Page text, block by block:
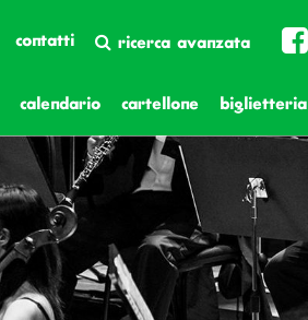
contatti ricerca avanzata
calendario cartellone biglietteria